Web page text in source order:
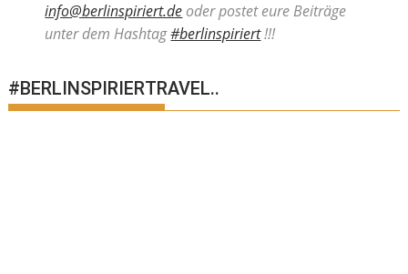
info@berlinspiriert.deoder postet eure Beiträge
unter dem Hashtag#berlinspiriert!!!
#BERLINSPIRIERTRAVEL..